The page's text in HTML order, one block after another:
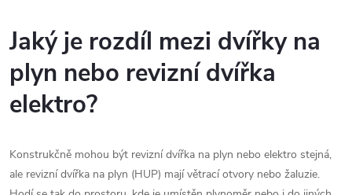
Jaký je rozdíl mezi dvířky na
plyn nebo revizní dvířka
elektro?
Konstrukčně mohou být revizní dvířka na plyn nebo elektro stejná,
ale revizní dvířka na plyn (HUP) mají větrací otvory nebo žaluzie.